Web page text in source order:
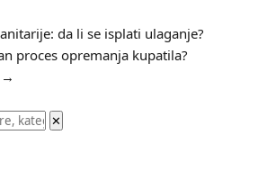
da li se isplati ulaganje?
proces opremanja kupatila?
→
✕